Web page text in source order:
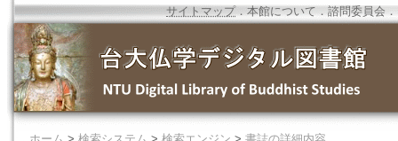
サイトマップ．本館について ． 諮問委員会 ．